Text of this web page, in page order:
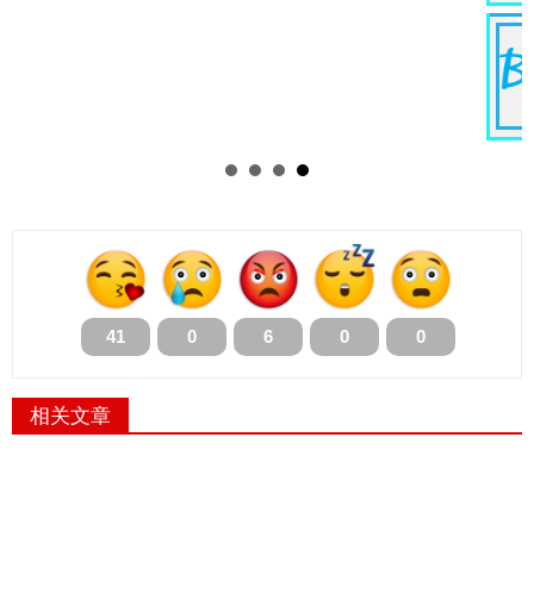
41 0 6 0 0
相关文章